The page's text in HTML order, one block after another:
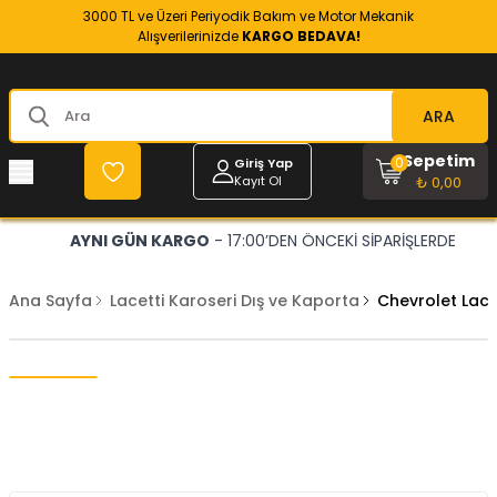
3000 TL ve Üzeri Periyodik Bakım ve Motor Mekanik
Alışverilerinizde KARGO BEDAVA!
ARA
Giriş Yap
Kayıt Ol
Sepetim
₺ 0,00
0
AYNI GÜN KARGO - 17:00’DEN ÖNCEKİ SİPARİŞLERDE
Ana Sayfa Lacetti Karoseri Dış ve Kaporta Chevrolet